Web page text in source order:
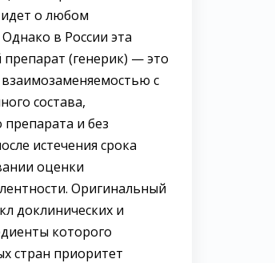
о любом
в России эта
(генерик) — это
с
состава,
и без
истечения срока
оценки
Оригинальный
доклинических и
которого
стран приоритет